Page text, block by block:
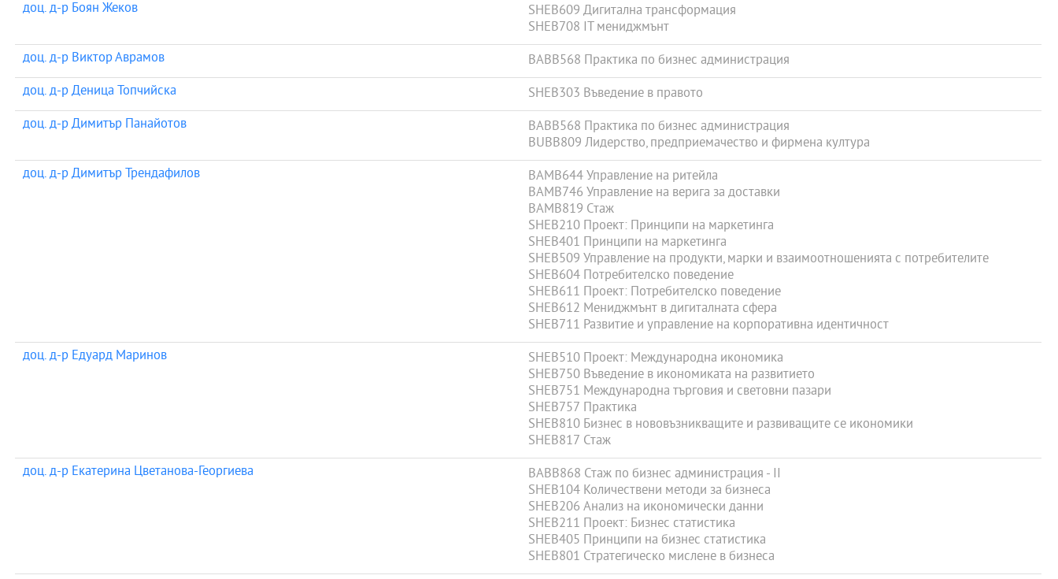
доц. д-р Боян Жеков
SHEB609 Дигитална трансформация
SHEB708 IT мениджмънт
доц. д-р Виктор Аврамов
BABB568 Практика по бизнес администрация
доц. д-р Деница Топчийска
SHEB303 Въведение в правото
доц. д-р Димитър Панайотов
BABB568 Практика по бизнес администрация
BUBB809 Лидерство, предприемачество и фирмена култура
доц. д-р Димитър Трендафилов
BAMB644 Управление на ритейла
BAMB746 Управление на верига за доставки
BAMB819 Стаж
SHEB210 Проект: Принципи на маркетинга
SHEB401 Принципи на маркетинга
SHEB509 Управление на продукти, марки и взаимоотношенията с потребителите
SHEB604 Потребителско поведение
SHEB611 Проект: Потребителско поведение
SHEB612 Мениджмънт в дигиталната сфера
SHEB711 Развитие и управление на корпоративна идентичност
доц. д-р Едуард Маринов
SHEB510 Проект: Международна икономика
SHEB750 Въведение в икономиката на развитието
SHEB751 Международна търговия и световни пазари
SHEB757 Практика
SHEB810 Бизнес в нововъзникващите и развиващите се икономики
SHEB817 Стаж
доц. д-р Екатерина Цветанова-Георгиева
BABB868 Стаж по бизнес администрация - ІІ
SHEB104 Количествени методи за бизнеса
SHEB206 Анализ на икономически данни
SHEB211 Проект: Бизнес статистика
SHEB405 Принципи на бизнес статистика
SHEB801 Стратегическо мислене в бизнеса